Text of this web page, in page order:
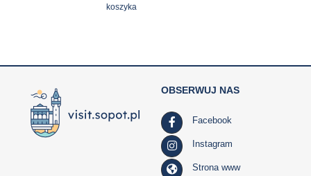
koszyka
OBSERWUJ NAS
Facebook
Instagram
Strona www